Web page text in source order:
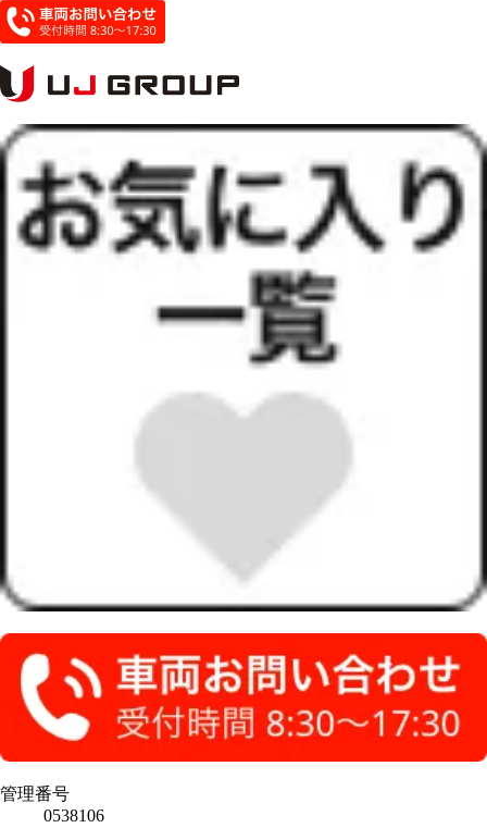
管理番号
0538106